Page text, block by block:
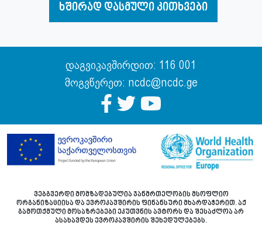
ხშირად დასმული კითხვები
დაგვიკავშირდით: 116 001
მოგვწერეთ: ncdc@ncdc.ge
ვებგვერდი მომზადებულია ჯანმრთელობის მსოფლიო
ორგანიზაციისა და ევროკავშირის ფინანსური მხარდაჭერით. აქ
გამოთქმული მოსაზრებები ეკუთვნის ავტორს და შესაძლოა არ
ასახავდეს ევროკავშირის შეხედულებებს.